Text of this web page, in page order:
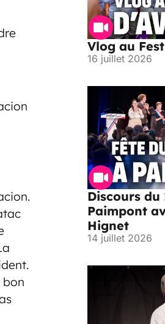
bon
Vlog au
16 juillet 2026
Discours
Paimpont
Hignet
14 juillet 2026